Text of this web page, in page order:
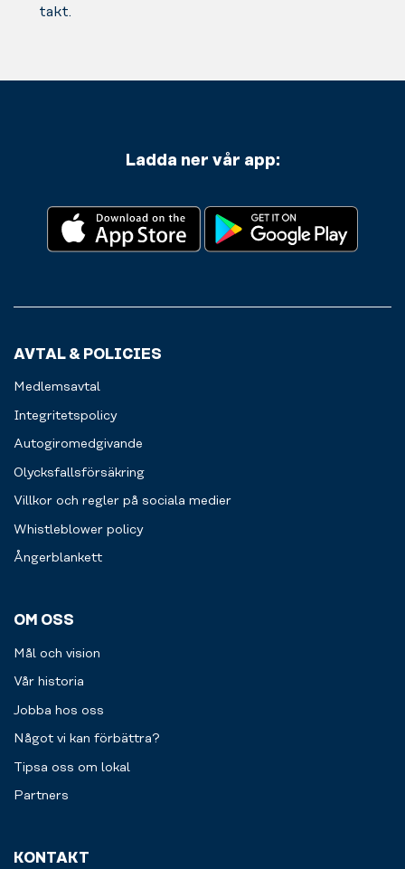
takt.
Ladda ner vår app:
AVTAL & POLICIES
Medlemsavtal
Integritetspolicy
Autogiromedgivande
Olycksfallsförsäkring
Villkor och regler på sociala medier
Whistleblower policy
Ångerblankett
OM OSS
Mål och vision
Vår historia
Jobba hos oss
Något vi kan förbättra?
Tipsa oss om lokal
Partners
KONTAKT